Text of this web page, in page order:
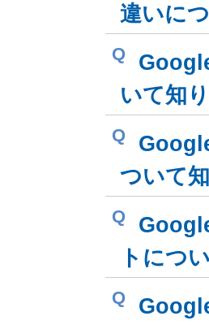
違いに
Q
いて知
Q
ついて
Q
トにつ
Q